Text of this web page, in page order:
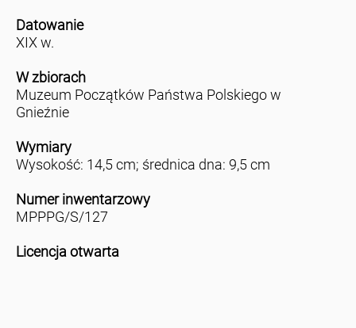
Datowanie
XIX w.
W zbiorach
Muzeum Początków Państwa Polskiego w
Gnieźnie
Wymiary
Wysokość: 14,5 cm; średnica dna: 9,5 cm
Numer inwentarzowy
MPPPG/S/127
Licencja otwarta